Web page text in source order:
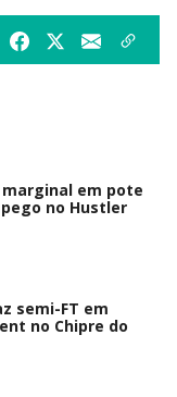
em pote
pego no Hustler
semi-FT em
no Chipre do